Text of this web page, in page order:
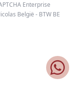
Enterprise
België - BTW BE